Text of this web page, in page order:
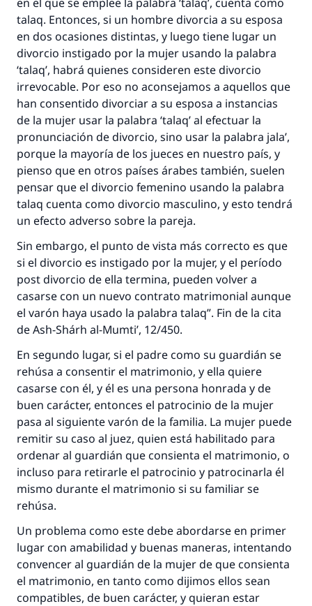
talaq. Entonces, si un hombre divorcia a su esposa
en dos ocasiones distintas, y luego tiene lugar un
divorcio instigado por la mujer usando la palabra
‘talaq’, habrá quienes consideren este divorcio
irrevocable. Por eso no aconsejamos a aquellos que
han consentido divorciar a su esposa a instancias
de la mujer usar la palabra ‘talaq’ al efectuar la
pronunciación de divorcio, sino usar la palabra jala’,
porque la mayoría de los jueces en nuestro país, y
pienso que en otros países árabes también, suelen
pensar que el divorcio femenino usando la palabra
talaq cuenta como divorcio masculino, y esto tendrá
un efecto adverso sobre la pareja.
Sin embargo, el punto de vista más correcto es que
si el divorcio es instigado por la mujer, y el período
post divorcio de ella termina, pueden volver a
casarse con un nuevo contrato matrimonial aunque
el varón haya usado la palabra talaq”. Fin de la cita
de Ash-Shárh al-Mumti’, 12/450.
En segundo lugar, si el padre como su guardián se
rehúsa a consentir el matrimonio, y ella quiere
casarse con él, y él es una persona honrada y de
buen carácter, entonces el patrocinio de la mujer
pasa al siguiente varón de la familia. La mujer puede
remitir su caso al juez, quien está habilitado para
ordenar al guardián que consienta el matrimonio, o
incluso para retirarle el patrocinio y patrocinarla él
mismo durante el matrimonio si su familiar se
rehúsa.
Un problema como este debe abordarse en primer
lugar con amabilidad y buenas maneras, intentando
convencer al guardián de la mujer de que consienta
el matrimonio, en tanto como dijimos ellos sean
compatibles, de buen carácter, y quieran estar
La respuesta no. 110845 salvó un
matrimonio.
Desde la Q hasta la A, su contribución ayuda a
IslamQA.
"Una persona que orienta a otros a hacer el
bien obtendrá la misma recompensa que
aquellos que lo realicen."
(MUSLIM, 1893)
Contribuir